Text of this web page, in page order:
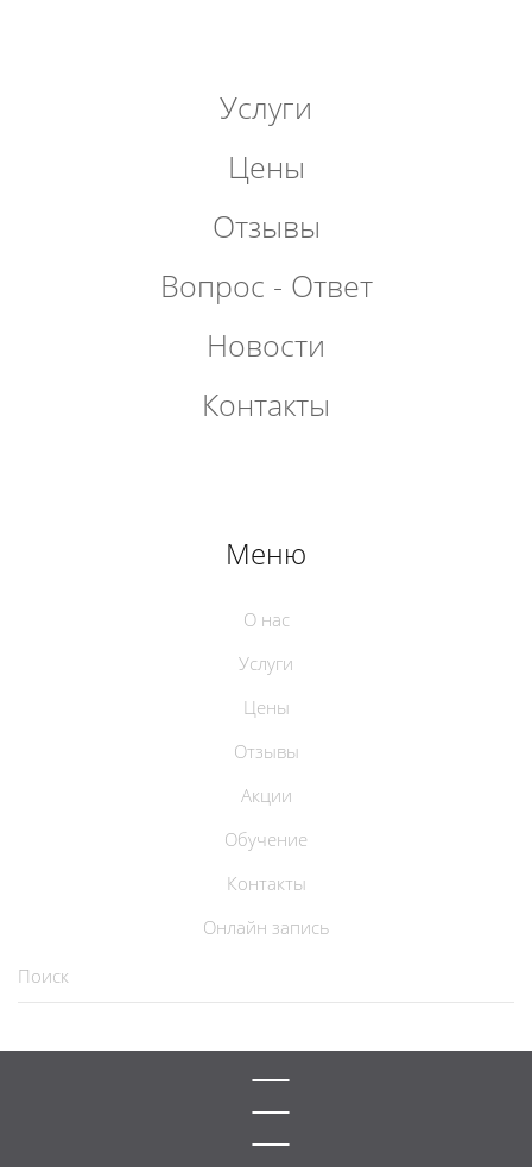
Услуги
Цены
Отзывы
Вопрос - Ответ
Новости
Контакты
Меню
О нас
Услуги
Цены
Отзывы
Акции
Обучение
Контакты
Онлайн запись